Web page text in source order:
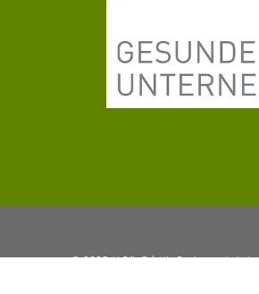
© 2025 ALPfit® | Alle Rechte